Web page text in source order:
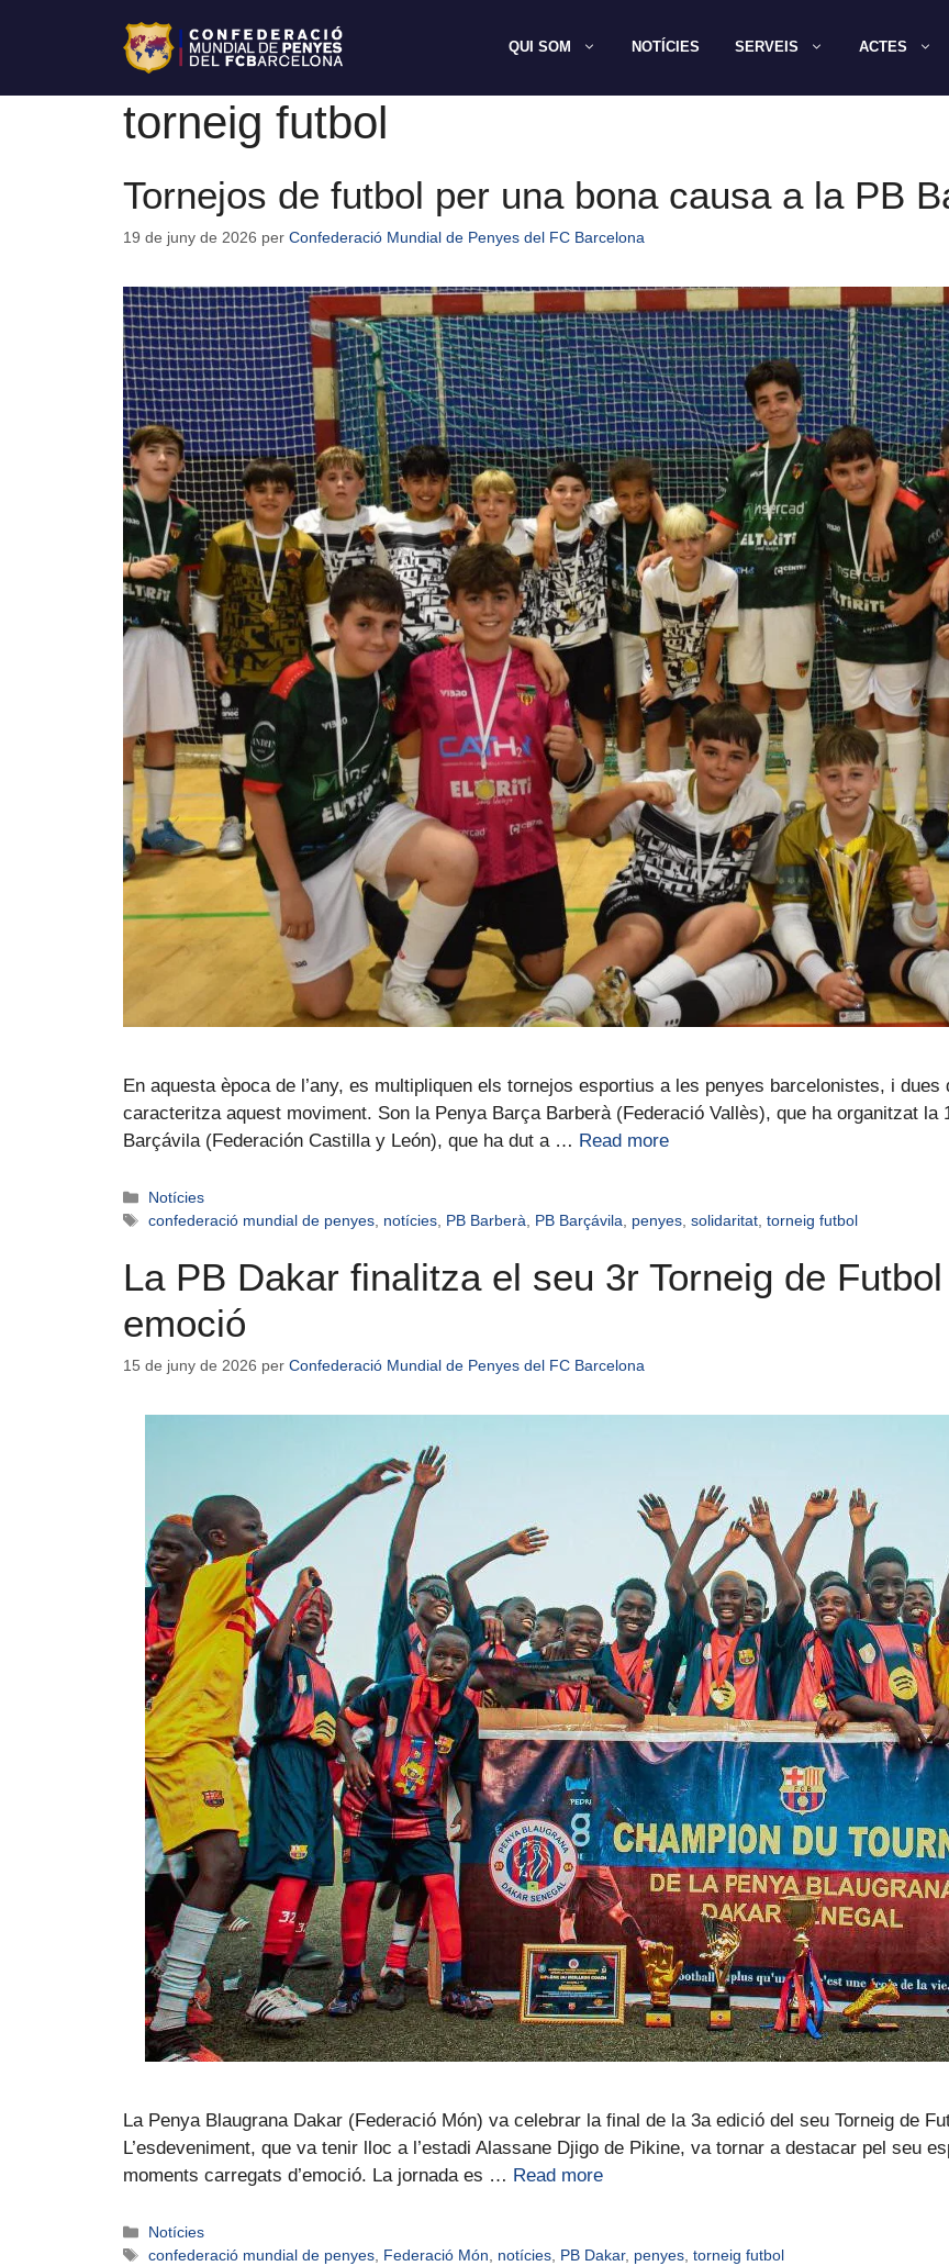
QUI SOM NOTÍCIES SERVEIS ACTES
torneig futbol
Tornejos de futbol per una bona causa a la PB
19 de juny de 2026 per Confederació Mundial de Penyes del FC Barcelona
En aquesta època de l’any, es multipliquen els tornejos esportius a les penyes barcelonistes, i dues
caracteritza aquest moviment. Son la Penya Barça Barberà (Federació Vallès), que ha organitzat la
Barçávila (Federación Castilla y León), que ha dut a … Read more
Notícies
confederació mundial de penyes, notícies, PB Barberà, PB Barçávila, penyes,solidaritat,torneig futbol
La PB Dakar finalitza el seu 3r Torneig de
emoció
15 de juny de 2026 per Confederació Mundial de Penyes del FC Barcelona
La Penya Blaugrana Dakar (Federació Món) va celebrar la final de la 3a edició del seu Torneig de
L’esdeveniment, que va tenir lloc a l’estadi Alassane Djigo de Pikine, va tornar a destacar pel seu
moments carregats d’emoció. La jornada es … Read more
Notícies
confederació mundial de penyes, Federació Món, notícies, PB Dakar, penyes,torneig futbol